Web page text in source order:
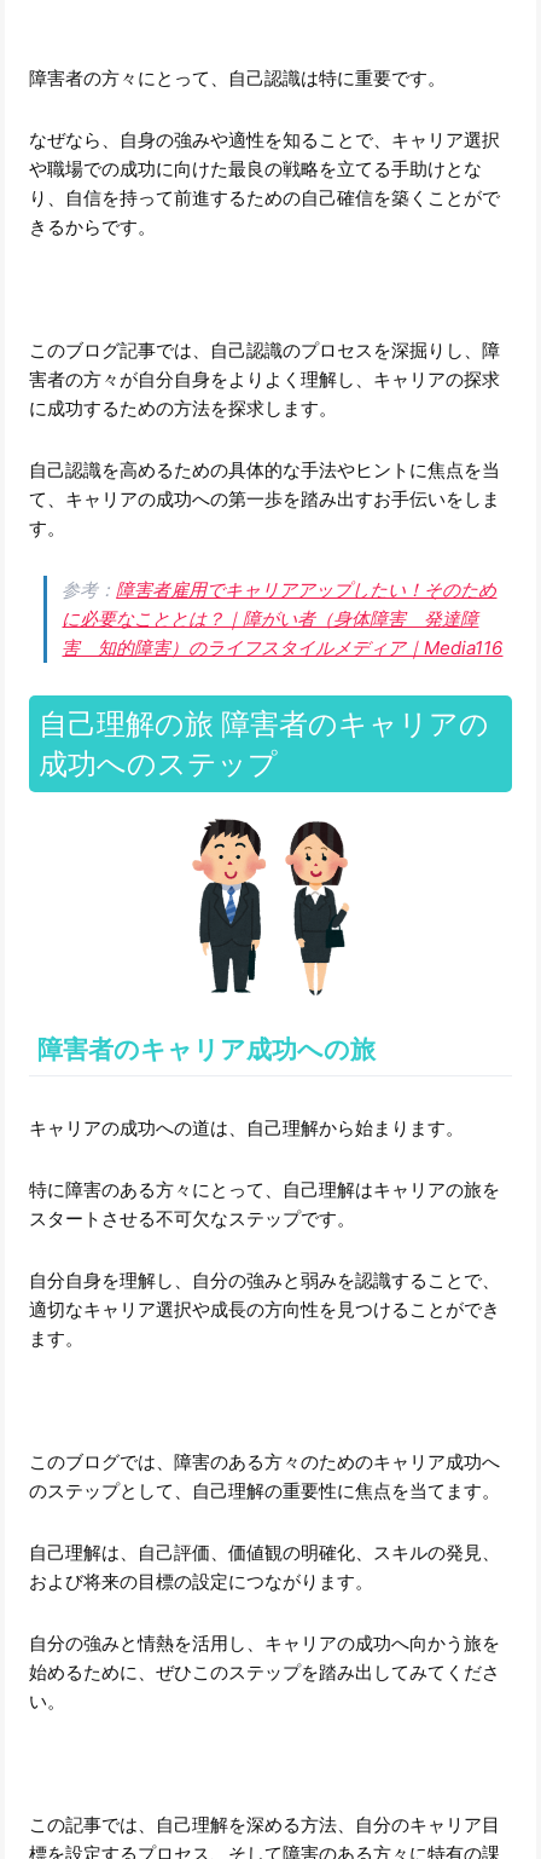
障害者の方々にとって、自己認識は特に重要です。
なぜなら、自身の強みや適性を知ることで、キャリア選択
や職場での成功に向けた最良の戦略を立てる手助けとな
り、自信を持って前進するための自己確信を築くことがで
きるからです。
このブログ記事では、自己認識のプロセスを深掘りし、障
害者の方々が自分自身をよりよく理解し、キャリアの探求
に成功するための方法を探求します。
自己認識を高めるための具体的な手法やヒントに焦点を当
て、キャリアの成功への第一歩を踏み出すお手伝いをしま
す。
参考：障害者雇用でキャリアアップしたい！そのため
に必要なこととは？｜障がい者（身体障害 発達障
害 知的障害）のライフスタイルメディア｜Media116
自己理解の旅 障害者のキャリアの
成功へのステップ
障害者のキャリア成功への旅
キャリアの成功への道は、自己理解から始まります。
特に障害のある方々にとって、自己理解はキャリアの旅を
スタートさせる不可欠なステップです。
自分自身を理解し、自分の強みと弱みを認識することで、
適切なキャリア選択や成長の方向性を見つけることができ
ます。
このブログでは、障害のある方々のためのキャリア成功へ
のステップとして、自己理解の重要性に焦点を当てます。
自己理解は、自己評価、価値観の明確化、スキルの発見、
および将来の目標の設定につながります。
自分の強みと情熱を活用し、キャリアの成功へ向かう旅を
始めるために、ぜひこのステップを踏み出してみてくださ
い。
この記事では、自己理解を深める方法、自分のキャリア目
標を設定するプロセス、そして障害のある方々に特有の課